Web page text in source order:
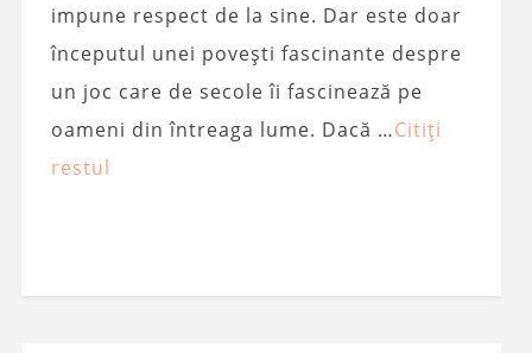
impune respect de la sine. Dar este doar
începutul unei povești fascinante despre
un joc care de secole îi fascinează pe
oameni din întreaga lume. Dacă …Citiți
restul